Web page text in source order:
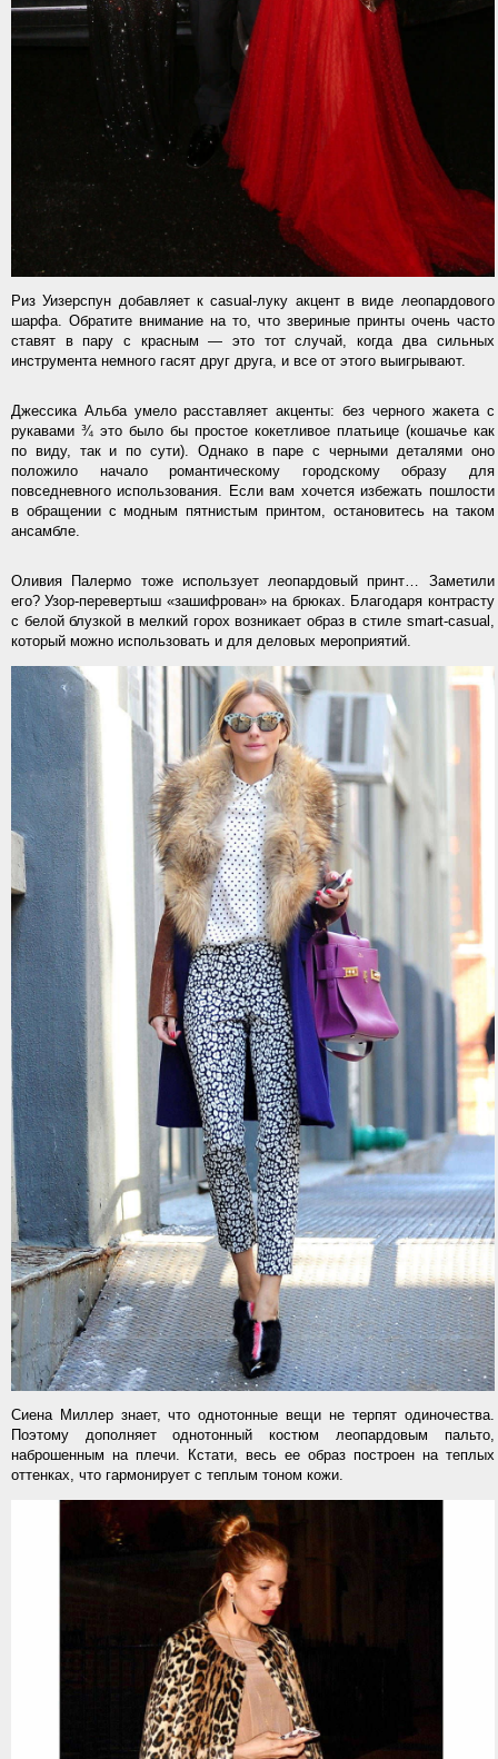
Риз Уизерспун добавляет к casual-луку акцент в виде леопардового
шарфа. Обратите внимание на то, что звериные принты очень часто
ставят в пару с красным — это тот случай, когда два сильных
инструмента немного гасят друг друга, и все от этого выигрывают.
Джессика Альба умело расставляет акценты: без черного жакета с
рукавами ¾ это было бы простое кокетливое платьице (кошачье как
по виду, так и по сути). Однако в паре с черными деталями оно
положило начало романтическому городскому образу для
повседневного использования. Если вам хочется избежать пошлости
в обращении с модным пятнистым принтом, остановитесь на таком
ансамбле.
Оливия Палермо тоже использует леопардовый принт… Заметили
его? Узор-перевертыш «зашифрован» на брюках. Благодаря контрасту
с белой блузкой в мелкий горох возникает образ в стиле smart-casual,
который можно использовать и для деловых мероприятий.
Сиена Миллер знает, что однотонные вещи не терпят одиночества.
Поэтому дополняет однотонный костюм леопардовым пальто,
наброшенным на плечи. Кстати, весь ее образ построен на теплых
оттенках, что гармонирует с теплым тоном кожи.